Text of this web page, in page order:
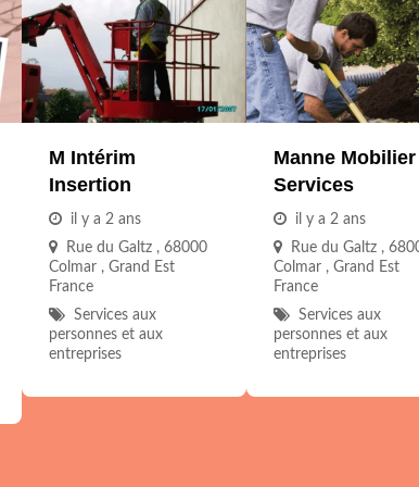
M Intérim
Insertion
il y a 2 ans
Rue du Galtz , 68000
Colmar , Grand Est
France
Services aux
personnes et aux
entreprises
Manne Mobilier
Services
il y a 2 ans
Rue du Galtz ,
Colmar , Grand Est
France
Services aux
personnes et aux
entreprises